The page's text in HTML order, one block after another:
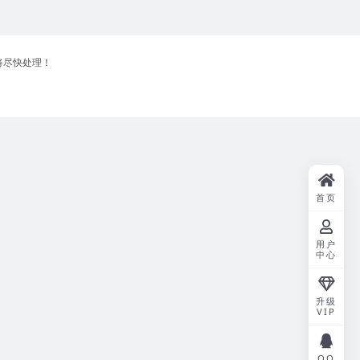
快处理！
首页
用户
中心
升级
VIP